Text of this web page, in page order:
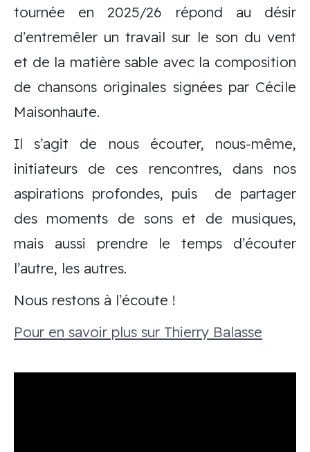
tournée en 2025/26 répond au désir
d’entremêler un travail sur le son du vent
et de la matière sable avec la composition
de chansons originales signées par Cécile
Maisonhaute.
Il s’agit de nous écouter, nous-même,
initiateurs de ces rencontres, dans nos
aspirations profondes, puis de partager
des moments de sons et de musiques,
mais aussi prendre le temps d’écouter
l’autre, les autres.
Nous restons à l’écoute !
Pour en savoir plus sur Thierry Balasse